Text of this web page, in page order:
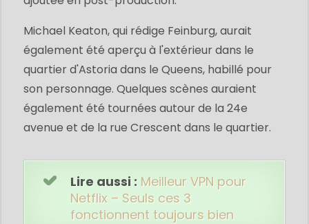
Michael Keaton, qui rédige Feinburg, aurait
également été aperçu à l'extérieur dans le
quartier d'Astoria dans le Queens, habillé pour
son personnage. Quelques scènes auraient
également été tournées autour de la 24e
avenue et de la rue Crescent dans le quartier.
Lire aussi : Meilleur VPN pour
Netflix – Seuls ces 3
fonctionnent toujours bien